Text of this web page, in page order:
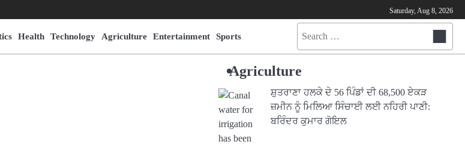
Saturday, Aug 8, 2026
Health Technology Agriculture Entertainment Sports
Search
Agriculture
ਸ਼ੁਤਰਾਣਾ ਹਲਕੇ ਦੇ 56 ਪਿੰਡਾਂ ਦੀ 68,500 ਏਕੜ
ਜ਼ਮੀਨ ਨੂੰ ਮਿਲਿਆ ਸਿੰਚਾਈ ਲਈ ਨਹਿਰੀ ਪਾਣੀ:
ਬਰਿੰਦਰ ਕੁਮਾਰ ਗੋਇਲ